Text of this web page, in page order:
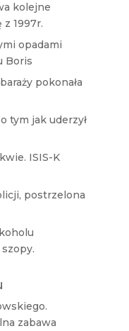
kolejne
1997r.
opadami
Boris
pokonała
tym jak uderzył
ISIS-K
postrzelona
zabawa